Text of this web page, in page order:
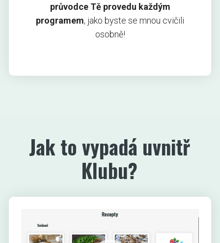
průvodce Tě provedu každým
programem, jako byste se mnou cvičili
osobně!
Jak to vypadá uvnitř
Klubu?
přehrávač